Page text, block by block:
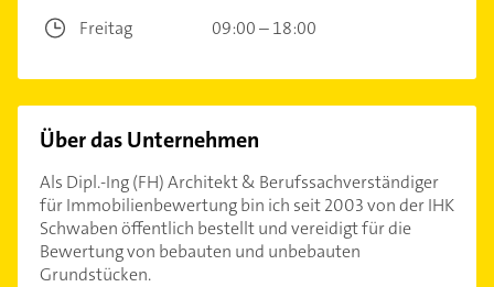
Freitag
09:00 – 18:00
Über das Unternehmen
Als Dipl.-Ing (FH) Architekt & Berufssachverständiger
für Immobilienbewertung bin ich seit 2003 von der IHK
Schwaben öffentlich bestellt und vereidigt für die
Bewertung von bebauten und unbebauten
Grundstücken.